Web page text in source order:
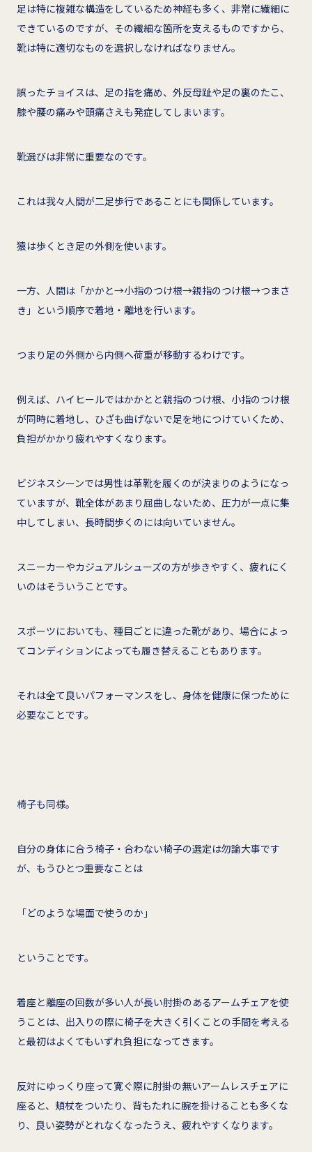
足は特に複雑な構造をしているため神経も多く、非常に繊細に
できているのですが、その繊細な箇所を支えるものですから、
靴は特に適切なものを選択しなければなりません。
誤ったチョイスは、足の指を痛め、外反母趾や足の裏のたこ、
膝や腰の痛みや頭痛さえも発症してしまいます。
靴選びは非常に重要なのです。
これは我々人間が二足歩行であることにも関係しています。
猿は歩くとき足の外側を使います。
一方、人間は「かかと→小指のつけ根→親指のつけ根→つまさ
き」という順序で着地・離地を行います。
つまり足の外側から内側へ荷重が移動するわけです。
例えば、ハイヒールではかかとと親指のつけ根、小指のつけ根
が同時に着地し、ひざも曲げないで足を地につけていくため、
負担がかかり疲れやすくなります。
ビジネスシーンでは男性は革靴を履くのが決まりのようになっ
ていますが、靴全体があまり屈曲しないため、圧力が一点に集
中してしまい、長時間歩くのには向いていません。
スニーカーやカジュアルシューズの方が歩きやすく、疲れにく
いのはそういうことです。
スポーツにおいても、種目ごとに違った靴があり、場合によっ
てコンディションによっても履き替えることもあります。
それは全て良いパフォーマンスをし、身体を健康に保つために
必要なことです。
椅子も同様。
自分の身体に合う椅子・合わない椅子の選定は勿論大事です
が、もうひとつ重要なことは
「どのような場面で使うのか」
ということです。
着座と離座の回数が多い人が長い肘掛のあるアームチェアを使
うことは、出入りの際に椅子を大きく引くことの手間を考える
と最初はよくてもいずれ負担になってきます。
反対にゆっくり座って寛ぐ際に肘掛の無いアームレスチェアに
座ると、頬杖をついたり、背もたれに腕を掛けることも多くな
り、良い姿勢がとれなくなったうえ、疲れやすくなります。